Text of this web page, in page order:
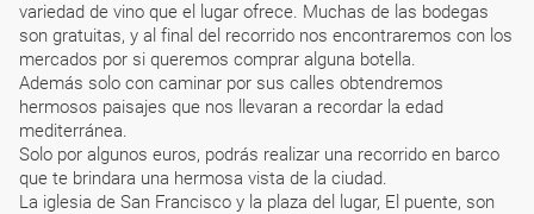
variedad de vino que el lugar ofrece. Muchas de las bodegas
son gratuitas, y al final del recorrido nos encontraremos con los
mercados por si queremos comprar alguna botella.
Además solo con caminar por sus calles obtendremos
hermosos paisajes que nos llevaran a recordar la edad
mediterránea.
Solo por algunos euros, podrás realizar una recorrido en barco
que te brindara una hermosa vista de la ciudad.
La iglesia de San Francisco y la plaza del lugar, El puente, son